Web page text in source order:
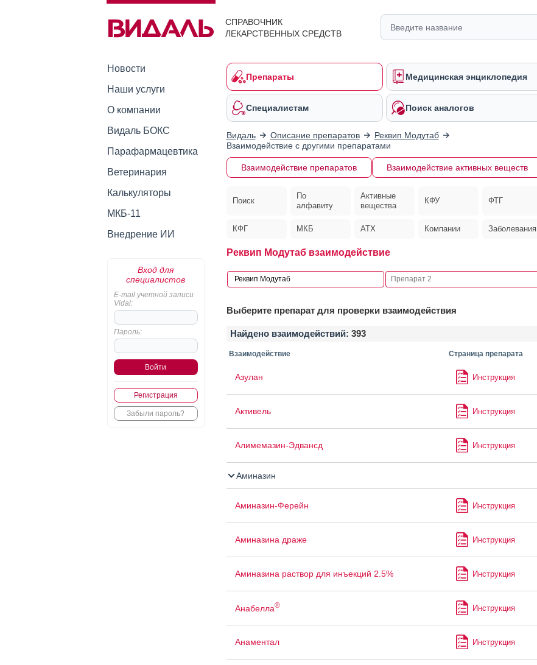
СПРАВОЧНИК
ЛЕКАРСТВЕННЫХ СРЕДСТВ
Новости
Наши услуги
О компании
Видаль БОКС
Парафармацевтика
Ветеринария
Калькуляторы
МКБ-11
Внедрение ИИ
Вход для
специалистов
E-mail учетной записи
Vidal:
Пароль:
Регистрация
Забыли пароль?
Препараты Медицинская энциклопедия
Специалистам Поиск аналогов
Видаль Описание препаратов
Реквип Модутаб
Взаимодействие с другими препаратами
Взаимодействие препаратов Взаимодействие активных веществ
Поиск
По
алфавиту
Активные
вещества
КФУ ФТГ
КФГ МКБ АТХ Компании Заболевания
Реквип Модутаб взаимодействие
Выберите препарат для проверки взаимодействия
Найдено взаимодействий: 393
Взаимодействие Страница препарата
Азулан Инструкция
Активель Инструкция
Алимемазин-Эдвансд Инструкция
Аминазин
Аминазин-Ферейн Инструкция
Аминазина драже Инструкция
Аминазина раствор для инъекций 2.5% Инструкция
Анабелла® Инструкция
Анаментал Инструкция